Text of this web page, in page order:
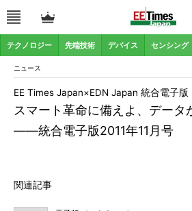
テクノロジー 先端技術 デバイス センシング
ニュース
スマート革命に備えよ、データ
――統合電子版2011年11月号
EE Times Japan×EDN Japan 統合電子版
関連記事